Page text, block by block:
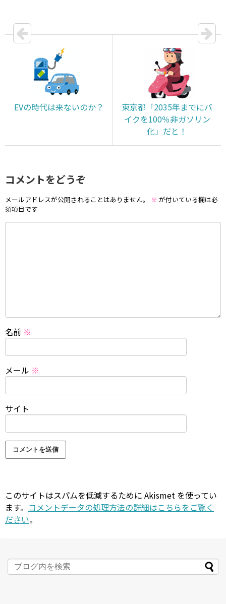
EVの時代は来ないのか？
東京都「2035年までにバ
イクを100％非ガソリン
化」だと！
コメントをどうぞ
メールアドレスが公開されることはありません。 ※ が付いている欄は必
須項目です
名前 ※
メール ※
サイト
このサイトはスパムを低減するために Akismet を使ってい
ます。 コメントデータの処理方法の詳細はこちらをご覧く
ださい。